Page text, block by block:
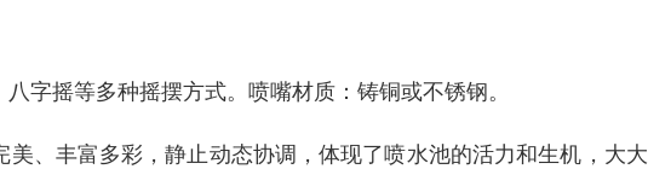
字摇等多种摇摆方式。喷嘴材质：铸铜或不锈钢。
、丰富多彩，静止动态协调，体现了喷水池的活力和生机，大